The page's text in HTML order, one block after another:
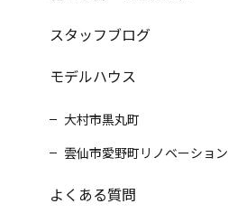
スタッフブログ
モデルハウス
大村市黒丸町
雲仙市愛野町リノベーション
よくある質問